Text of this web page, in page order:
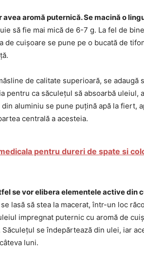
aromă puternică. Se macină o
să fie mai mică de 6-7 g. La fel de
de cuișoare se pune pe o bucată de
de calitate superioară, se adaugă
pentru ca săculețul să absoarbă uleiul,
aluminiu se pune puțină apă la fiert,
centrală a acesteia.
pentru dureri de spate si
se vor elibera elementele active din
lasă să stea la macerat, într-un loc
impregnat puternic cu aromă de
se îndepărtează din ulei, iar
luni.